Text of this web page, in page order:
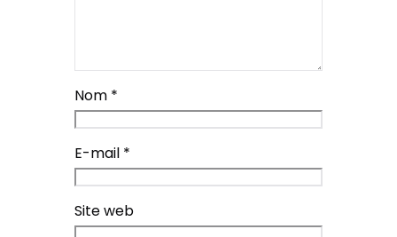
Nom *
E-mail *
Site web